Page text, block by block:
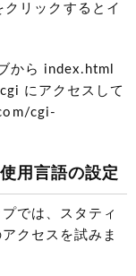
クリックするとイ
から index.html
にアクセスして
cgi-
用言語の設定
では、スタティ
クセスを試みま